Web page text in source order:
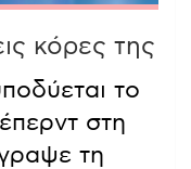
κόρες της
το
στη
τη